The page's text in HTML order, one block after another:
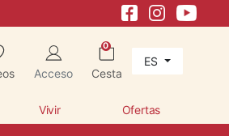
Acceso
0
Cesta
ES
Vivir Ofertas